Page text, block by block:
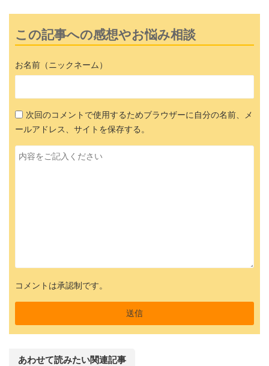
この記事への感想やお悩み相談
お名前（ニックネーム）
次回のコメントで使用するためブラウザーに自分の名前、メ
ールアドレス、サイトを保存する。
コメントは承認制です。
あわせて読みたい関連記事